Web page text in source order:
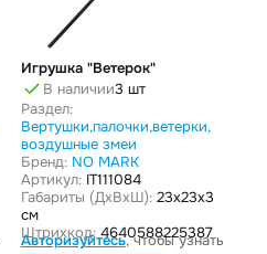
Игрушка "Ветерок"
В наличии3 шт
Раздел:
Вертушки,палочки,ветерки,
воздушные змеи
Бренд: NO MARK
Артикул:IT111084
Габариты (ДxВxШ):23x23x3
см
Штрихкод:4640588225387
Авторизуйтесь, чтобы узнать